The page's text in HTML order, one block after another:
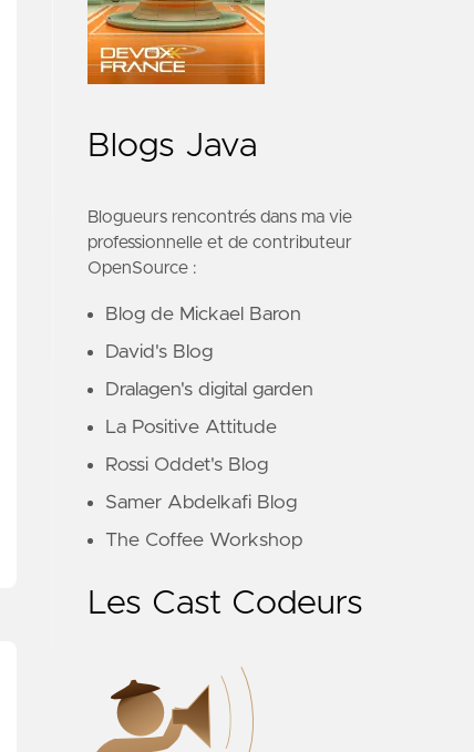
Blogs Java
Blogueurs rencontrés dans ma vie
professionnelle et de contributeur
OpenSource :
Blog de Mickael Baron
David's Blog
Dralagen's digital garden
La Positive Attitude
Rossi Oddet's Blog
Samer Abdelkafi Blog
The Coffee Workshop
Les Cast Codeurs